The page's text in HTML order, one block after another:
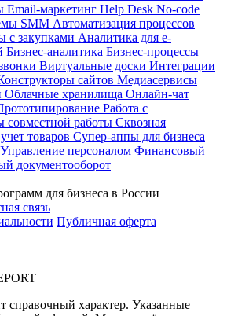
Email-маркетинг Help Desk No-code
SMM Автоматизация процессов
с закупками Аналитика для e-
Бизнес-аналитика Бизнес-процессы
Виртуальные доски Интеграции
сайтов Медиасервисы
Облачные хранилища Онлайн-чат
Работа с
совместной работы Сквозная
товаров Супер-аппы для бизнеса
Управление персоналом Финансовый
документооборот
для бизнеса в России
связь
Публичная оферта
справочный характер. Указанные